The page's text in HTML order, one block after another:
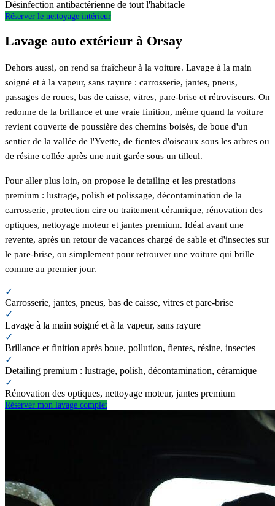
Désinfection antibactérienne de tout l'habitacle
Réserver le nettoyage intérieur
Lavage auto extérieur à Orsay
Dehors aussi, on rend sa fraîcheur à la voiture. Lavage à la main
soigné et à la vapeur, sans rayure : carrosserie, jantes, pneus,
passages de roues, bas de caisse, vitres, pare-brise et rétroviseurs. On
redonne de la brillance et une vraie finition, même quand la voiture
revient couverte de poussière des chemins boisés, de boue d'un
sentier de la vallée de l'Yvette, de fientes d'oiseaux sous les arbres ou
de résine collée après une nuit garée sous un tilleul.
Pour aller plus loin, on propose le detailing et les prestations
premium : lustrage, polish et polissage, décontamination de la
carrosserie, protection cire ou traitement céramique, rénovation des
optiques, nettoyage moteur et jantes premium. Idéal avant une
revente, après un retour de vacances chargé de sable et d'insectes sur
le pare-brise, ou simplement pour retrouver une voiture qui brille
comme au premier jour.
✓
Carrosserie, jantes, pneus, bas de caisse, vitres et pare-brise
✓
Lavage à la main soigné et à la vapeur, sans rayure
✓
Brillance et finition après boue, pollution, fientes, résine, insectes
✓
Detailing premium : lustrage, polish, décontamination, céramique
✓
Rénovation des optiques, nettoyage moteur, jantes premium
Réserver mon lavage complet